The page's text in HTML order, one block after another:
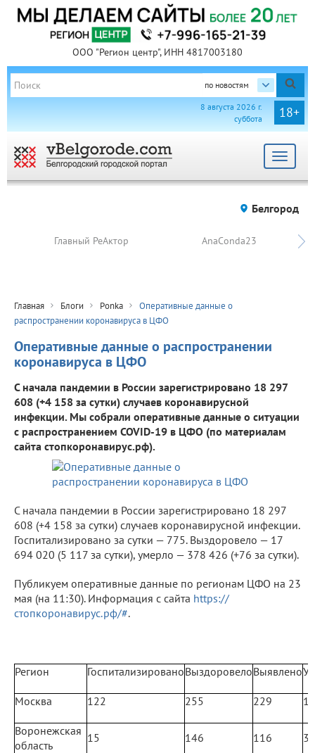
ООО "Регион центр", ИНН 4817003180
по новостям
18+
8 августа 2026 г.
суббота
Toggle
Белгород
Главный РеАктор AnaConda23
Главная Блоги Ponka
Оперативные данные о
распространении коронавируса в ЦФО
Оперативные данные о распространении
коронавируса в ЦФО
С начала пандемии в России зарегистрировано 18 297
608 (+4 158 за сутки) случаев коронавирусной
инфекции. Мы собрали оперативные данные о ситуации
с распространением COVID-19 в ЦФО (по материалам
сайта стопкоронавирус.рф).
С начала пандемии в России зарегистрировано 18 297
608 (+4 158 за сутки) случаев коронавирусной инфекции.
Госпитализировано за сутки — 775. Выздоровело — 17
694 020 (5 117 за сутки), умерло — 378 426 (+76 за сутки).
Публикуем оперативные данные по регионам ЦФО на 23
мая (на 11:30). Информация с сайта https://
стопкоронавирус.рф/#.
Регион ГоспитализированоВыздоровелоВыявлено
Москва 122 255 229 14
Воронежская
область
15 146 116 3